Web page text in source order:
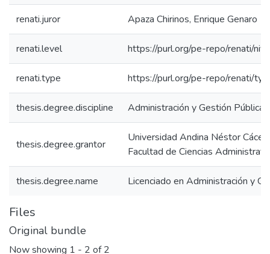
renati.juror Apaza Chirinos, Enrique Genaro
renati.level https://purl.org/pe-repo/renati/
renati.type https://purl.org/pe-repo/renati/
thesis.degree.discipline Administración y Gestión Pública
thesis.degree.grantor
Universidad Andina Néstor
Facultad de Ciencias
thesis.degree.name Licenciado en Administración y
Files
Original bundle
Now showing 1 - 2 of 2